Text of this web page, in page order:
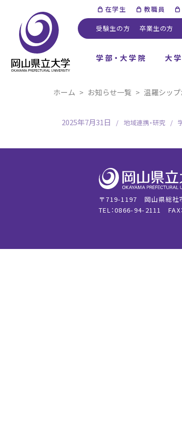
学部・大学院 大
受験生の方 卒業生の方
在学生 教職員
ホーム お知らせ一覧 温羅シッ
2025年7月31日 地域連携・研究
〒719-1197 岡山県総社
TEL：0866-94-2111